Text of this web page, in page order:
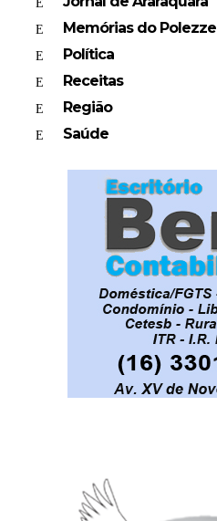
Memórias do Polezze
Política
Receitas
Região
Saúde